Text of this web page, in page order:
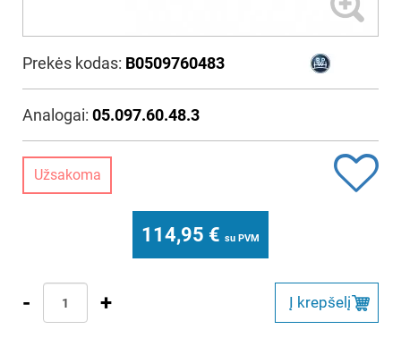
Prekės kodas: B0509760483
Analogai: 05.097.60.48.3
Užsakoma
114,95 € su PVM
- + Į krepšelį